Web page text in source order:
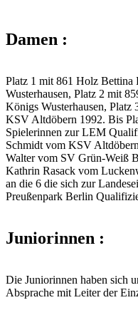
Damen :
Platz 1 mit 861 Holz
Wusterhausen, Platz 2 mit
Königs Wusterhausen,
KSV Altdöbern 1992. Bis
Spielerinnen zur LEM
Schmidt vom KSV
Walter vom SV Grün-Weiß
Kathrin Rasack vom
an die 6 die sich zur
Preußenpark Berlin
Juniorinnen :
Die Juniorinnen haben sich
Absprache mit Leiter der